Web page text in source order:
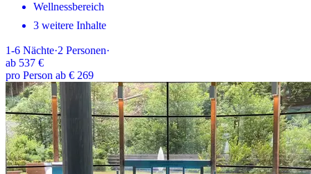
Wellnessbereich
3 weitere Inhalte
1-6 Nächte·2 Personen·
ab 537 €
pro Person ab € 269